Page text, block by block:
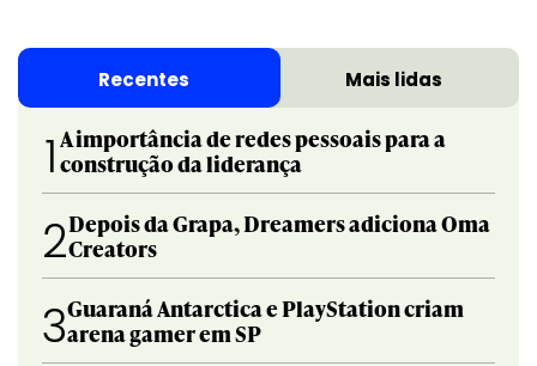
Recentes Mais lidas
1 A importância de redes pessoais para a
construção da liderança
2Depois da Grapa, Dreamers adiciona Oma
Creators
3Guaraná Antarctica e PlayStation criam
arena gamer em SP